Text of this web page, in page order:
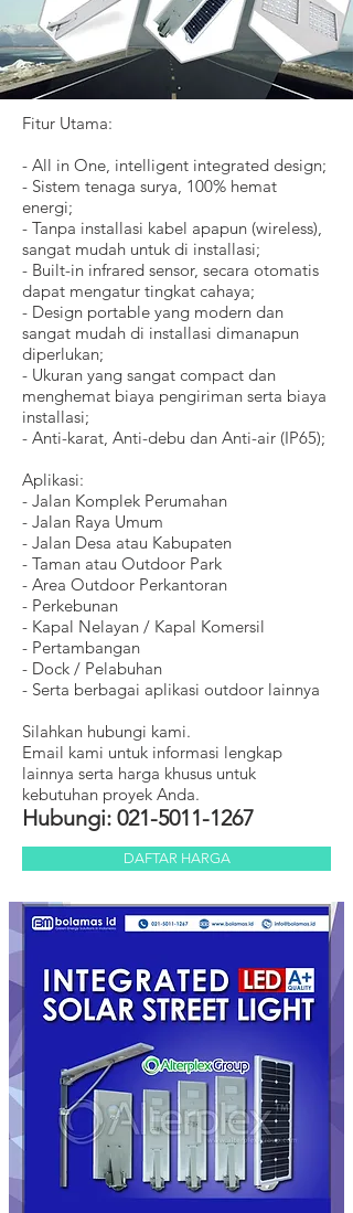
Fitur Utama:
- All in One, intelligent integrated design;
- Sistem tenaga surya, 100% hemat
energi;
- Tanpa installasi kabel apapun (wireless),
sangat mudah untuk di installasi;
- Built-in infrared sensor, secara otomatis
dapat mengatur tingkat cahaya;
- Design portable yang modern dan
sangat mudah di installasi dimanapun
diperlukan;
- Ukuran yang sangat compact dan
menghemat biaya pengiriman serta biaya
installasi;
- Anti-karat, Anti-debu dan Anti-air (IP65);
Aplikasi:
- Jalan Komplek Perumahan
- Jalan Raya Umum
- Jalan Desa atau Kabupaten
- Taman atau Outdoor Park
- Area Outdoor Perkantoran
- Perkebunan
- Kapal Nelayan / Kapal Komersil
- Pertambangan
- Dock / Pelabuhan
- Serta berbagai aplikasi outdoor lainnya
Silahkan hubungi kami.
Email kami untuk informasi lengkap
lainnya serta harga khusus untuk
kebutuhan proyek Anda.
Hubungi: 021-5011-1267
DAFTAR HARGA